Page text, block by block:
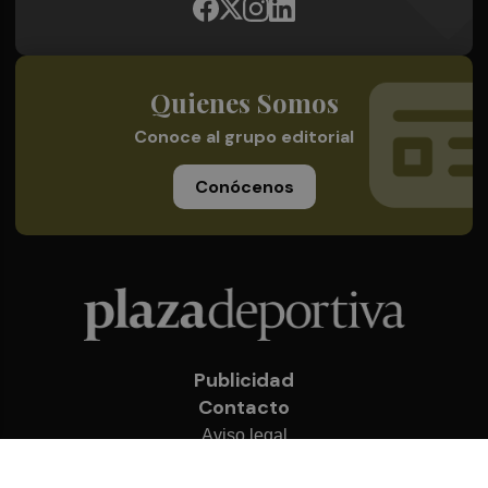
Quienes Somos
Conoce al grupo editorial
Conócenos
Publicidad
Contacto
Aviso legal